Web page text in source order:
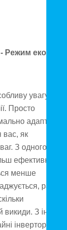
Режим економії
увагу слід
Просто
адаптовані
вас, як
З одного боку,
ефективного
менше
радіє
З іншого
інверторні